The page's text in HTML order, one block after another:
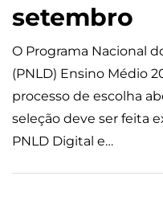
setembro
O Programa Nacional
(PNLD) Ensino Médio
processo de escolha
seleção deve ser feita
PNLD Digital e…